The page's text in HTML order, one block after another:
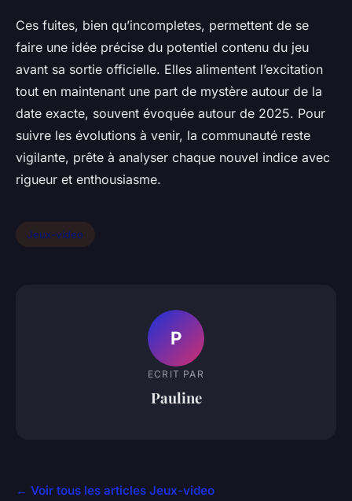
Ces fuites, bien qu’incompletes, permettent de se
faire une idée précise du potentiel contenu du jeu
avant sa sortie officielle. Elles alimentent l’excitation
tout en maintenant une part de mystère autour de la
date exacte, souvent évoquée autour de 2025. Pour
suivre les évolutions à venir, la communauté reste
vigilante, prête à analyser chaque nouvel indice avec
rigueur et enthousiasme.
Jeux-video
P
ECRIT PAR
Pauline
← Voir tous les articles Jeux-video